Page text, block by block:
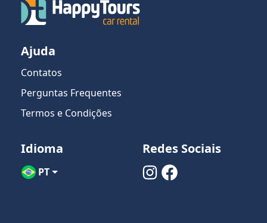
Ajuda
Contatos
Perguntas Frequentes
Termos e Condições
Idioma
PT
Redes Sociais